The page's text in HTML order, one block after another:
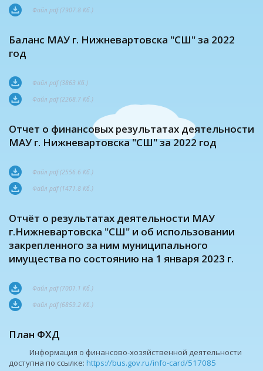
Файл pdf (7907.8 Кб.)
Баланс МАУ г. Нижневартовска "СШ" за 2022
год
Файл pdf (3863 Кб.)
Файл pdf (2268.7 Кб.)
Отчет о финансовых результатах деятельности
МАУ г. Нижневартовска "СШ" за 2022 год
Файл pdf (2556.6 Кб.)
Файл pdf (1471.8 Кб.)
Отчёт о результатах деятельности МАУ
г.Нижневартовска "СШ" и об использовании
закрепленного за ним муниципального
имущества по состоянию на 1 января 2023 г.
Файл pdf (7001.1 Кб.)
Файл pdf (6859.2 Кб.)
План ФХД
Информация о финансово-хозяйственной деятельности
доступна по ссылке: https://bus.gov.ru/info-card/517085